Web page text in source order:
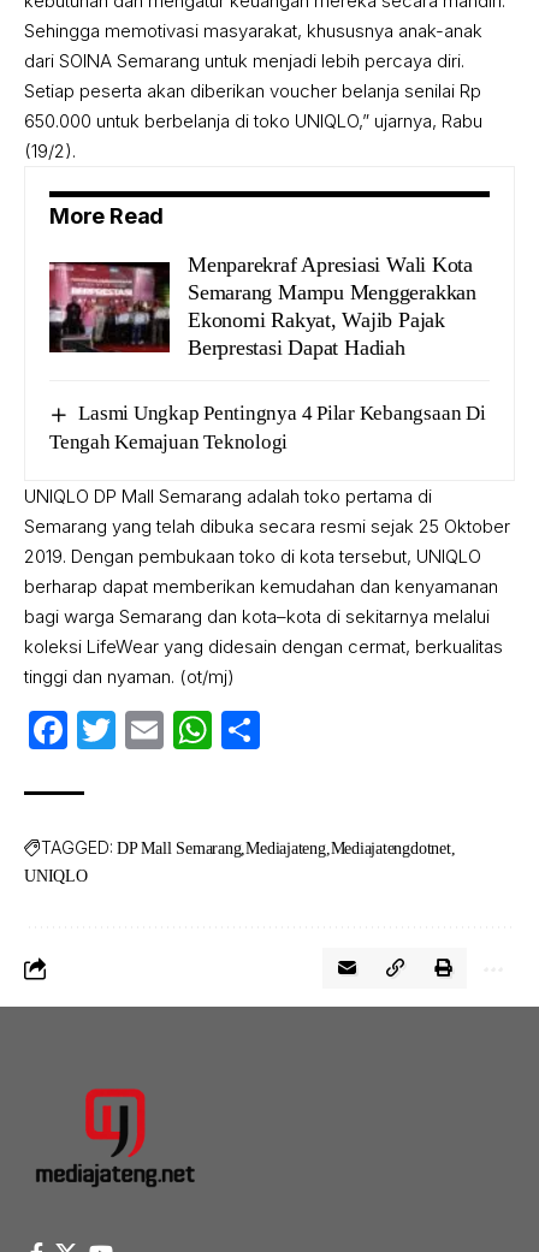
Sehingga memotivasi masyarakat, khususnya anak-anak
dari SOINA Semarang untuk menjadi lebih percaya diri.
Setiap peserta akan diberikan voucher belanja senilai Rp
650.000 untuk berbelanja di toko UNIQLO,” ujarnya, Rabu
(19/2).
More Read
Menparekraf Apresiasi Wali Kota
Semarang Mampu Menggerakkan
Ekonomi Rakyat, Wajib Pajak
Berprestasi Dapat Hadiah
Lasmi Ungkap Pentingnya 4 Pilar Kebangsaan Di
Tengah Kemajuan Teknologi
UNIQLO DP Mall Semarang adalah toko pertama di
Semarang yang telah dibuka secara resmi sejak 25 Oktober
2019. Dengan pembukaan toko di kota tersebut, UNIQLO
berharap dapat memberikan kemudahan dan kenyamanan
bagi warga Semarang dan kota–kota di sekitarnya melalui
koleksi LifeWear yang didesain dengan cermat, berkualitas
tinggi dan nyaman. (ot/mj)
Facebook
Twitter
EmailWhatsApp
TAGGED: DP Mall Semarang Mediajateng Mediajatengdotnet
UNIQLO